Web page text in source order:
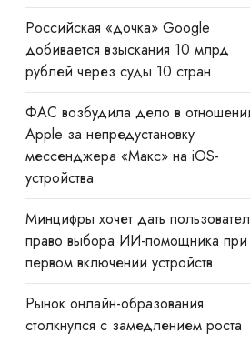
Российская «дочка» Google
добивается взыскания 10 млрд
рублей через суды 10 стран
ФАС возбудила дело в
Apple за непредустановку
мессенджера «Макс» на iOS-
устройства
Минцифры хочет дать
право выбора ИИ-помощника при
первом включении устройств
Рынок онлайн-образования
столкнулся с замедлением роста